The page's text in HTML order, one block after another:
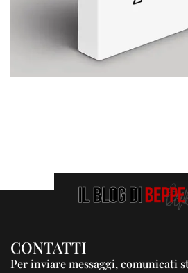
CONTATTI
Per inviare messaggi, comunicati